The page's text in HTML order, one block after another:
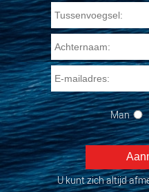
Man
U kunt zich altijd